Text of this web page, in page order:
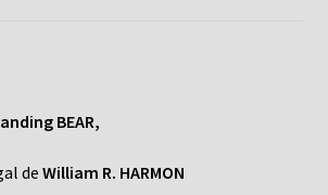
BEAR,
de William R. HARMON